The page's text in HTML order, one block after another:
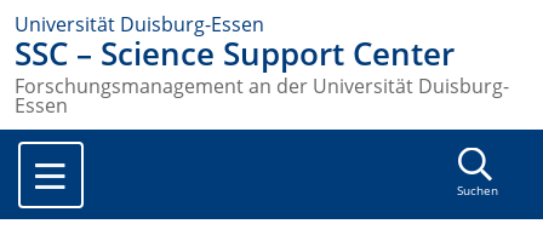
Universität Duisburg-Essen
SSC – Science Support Center
Forschungsmanagement an der Universität Duisburg-
Essen
Suchen